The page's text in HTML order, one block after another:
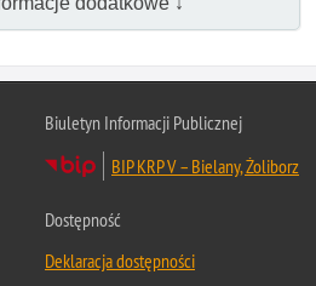
Biuletyn Informacji Publicznej
BIP KRP V – Bielany, Żoliborz
Dostępność
Deklaracja dostępności